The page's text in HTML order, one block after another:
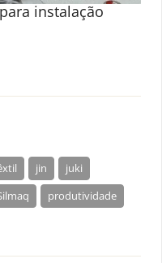
instalação
jin
juki
produtividade